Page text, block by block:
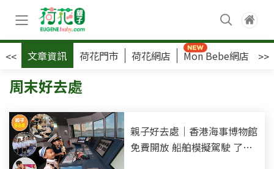
<< 文章資訊 荷花門市 荷花網店 Mon Bebe網店 >>
周末好去處
親子好去處｜香港海事博物館
免費開放 船舶模擬駕駛 了解